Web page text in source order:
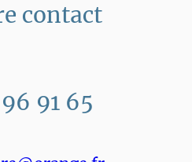
contact
91 65